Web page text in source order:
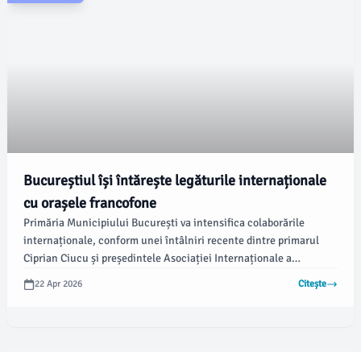
Bucureștiul își întărește legăturile internaționale
cu orașele francofone
Primăria Municipiului București va intensifica colaborările
internaționale, conform unei întâlniri recente dintre primarul
Ciprian Ciucu și președintele Asociației Internaționale a
Primarilor Francofoni (AIMF), Frédéric Vallier. Edilul a prezentat
politicile publice și proiectele actuale ale orașului, subliniind
22 Apr 2026 Citește